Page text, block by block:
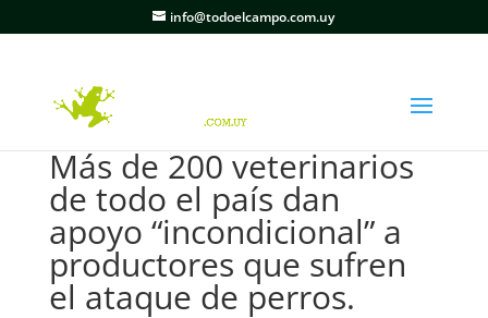
info@todoelcampo.com.uy
Más de 200 veterinarios
de todo el país dan
apoyo “incondicional” a
productores que sufren
el ataque de perros.